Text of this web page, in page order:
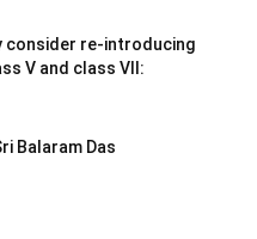
consider re-introducing
V and class VII:
Balaram Das